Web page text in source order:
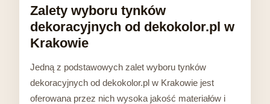
Zalety wyboru tynków
dekoracyjnych od dekokolor.pl w
Krakowie
Jedną z podstawowych zalet wyboru tynków
dekoracyjnych od dekokolor.pl w Krakowie jest
oferowana przez nich wysoka jakość materiałów i